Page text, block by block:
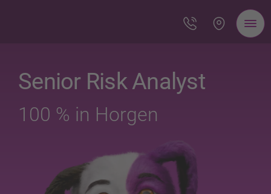
Senior Risk Analyst
100 % in Horgen